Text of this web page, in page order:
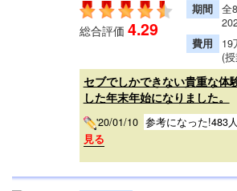
総合評価 4.29
期間
全
費用
19
(
セブでしかできない貴重な体
した年末年始になりました。
'20/01/10 参考になった!483人
見る